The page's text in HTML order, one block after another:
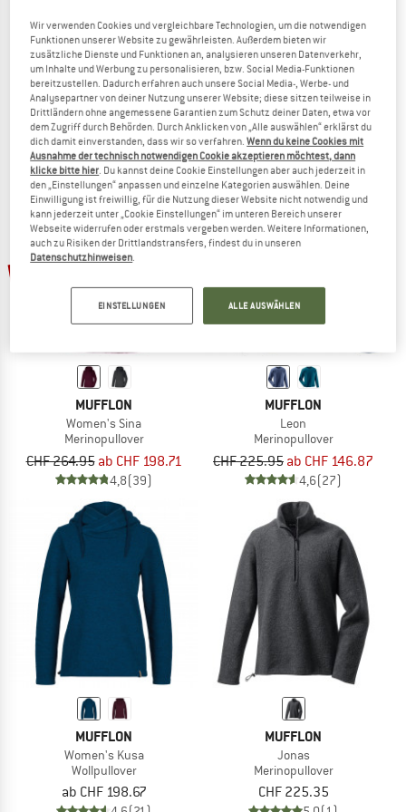
MUFFLON
Lucca
Merinopullover
CHF 264.95
4,6(24)
MUFFLON
Viktor
Wollpullover
ab CHF 189.47
5,0(6)
bis 25%
MUFFLON
Women's Sina
Merinopullover
CHF 264.95 ab CHF 198.71
4,8(39)
MUFFLON
Leon
Merinopullover
CHF 225.95 ab CHF 146.87
4,6(27)
MUFFLON
Women's Kusa
Wollpullover
ab CHF 198.67
MUFFLON
Jonas
Merinopullover
CHF 225.35
Wir verwenden Cookies und vergleichbare Technologien, um die notwendigen
Funktionen unserer Website zu gewährleisten. Außerdem bieten wir
zusätzliche Dienste und Funktionen an, analysieren unseren Datenverkehr,
um Inhalte und Werbung zu personalisieren, bzw. Social Media-Funktionen
bereitzustellen. Dadurch erfahren auch unsere Social Media-, Werbe- und
Analysepartner von deiner Nutzung unserer Website; diese sitzen teilweise in
Drittländern ohne angemessene Garantien zum Schutz deiner Daten, etwa vor
dem Zugriff durch Behörden. Durch Anklicken von „Alle auswählen“ erklärst du
dich damit einverstanden, dass wir so verfahren.Wenn du keine Cookies mit
Ausnahme der technisch notwendigen Cookie akzeptieren möchtest, dann
klicke bitte hier. Du kannst deine Cookie Einstellungen aber auch jederzeit in
den „Einstellungen“ anpassen und einzelne Kategorien auswählen. Deine
Einwilligung ist freiwillig, für die Nutzung dieser Website nicht notwendig und
kann jederzeit unter „Cookie Einstellungen“ im unteren Bereich unserer
Webseite widerrufen oder erstmals vergeben werden. Weitere Informationen,
auch zu Risiken der Drittlandstransfers, findest du in unseren
Datenschutzhinweisen.
EINSTELLUNGEN ALLE AUSWÄHLEN